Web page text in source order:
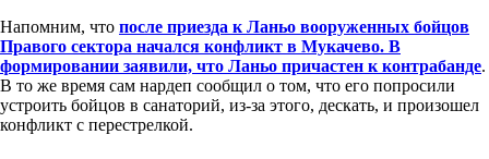
Напомним, что после приезда к Ланьо вооруженных бойцов
Правого сектора начался конфликт в Мукачево. В
формировании заявили, что Ланьо причастен к контрабанде.
В то же время сам нардеп сообщил о том, что его попросили
устроить бойцов в санаторий, из-за этого, дескать, и произошел
конфликт с перестрелкой.